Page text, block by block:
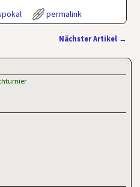
permalink
Nächster Artikel →